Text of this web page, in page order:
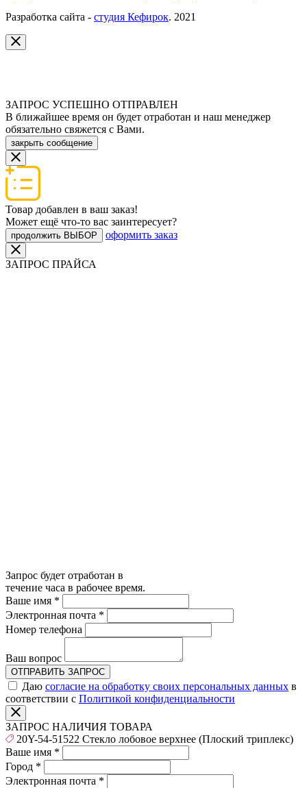
Разработка сайта - студия Кефирок. 2021
ЗАПРОС УСПЕШНО ОТПРАВЛЕН
В ближайшее время он будет отработан и наш менеджер
обязательно свяжется с Вами.
закрыть сообщение
Товар добавлен в ваш заказ!
Может ещё что-то вас заинтересует?
продолжить ВЫБОР оформить заказ
ЗАПРОС ПРАЙСА
Запрос будет отработан в
течение часа в рабочее время.
Ваше имя *
Электронная почта *
Номер телефона
Ваш вопрос
ОТПРАВИТЬ ЗАПРОС
Даю согласие на обработку своих персональных данных в
соответствии с Политикой конфиденциальности
ЗАПРОС НАЛИЧИЯ ТОВАРА
20Y-54-51522 Стекло лобовое верхнее (Плоский триплекс)
Ваше имя *
Город *
Электронная почта *